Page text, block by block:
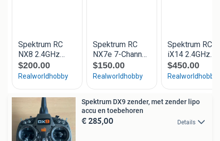
Spektrum DX9 zender, met zender lipo
accu en toebehoren
€ 285,00 Details